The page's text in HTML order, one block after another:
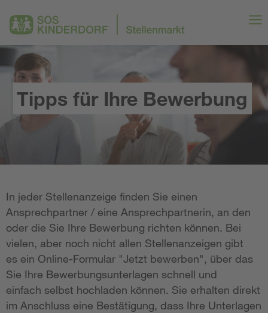
Tipps für Ihre Bewerbung
In jeder Stellenanzeige finden Sie einen
Ansprechpartner / eine Ansprechpartnerin, an den
oder die Sie Ihre Bewerbung richten können. Bei
vielen, aber noch nicht allen Stellenanzeigen gibt
es ein Online-Formular "Jetzt bewerben", über das
Sie Ihre Bewerbungsunterlagen schnell und
einfach selbst hochladen können. Sie erhalten direkt
im Anschluss eine Bestätigung, dass Ihre Unterlagen